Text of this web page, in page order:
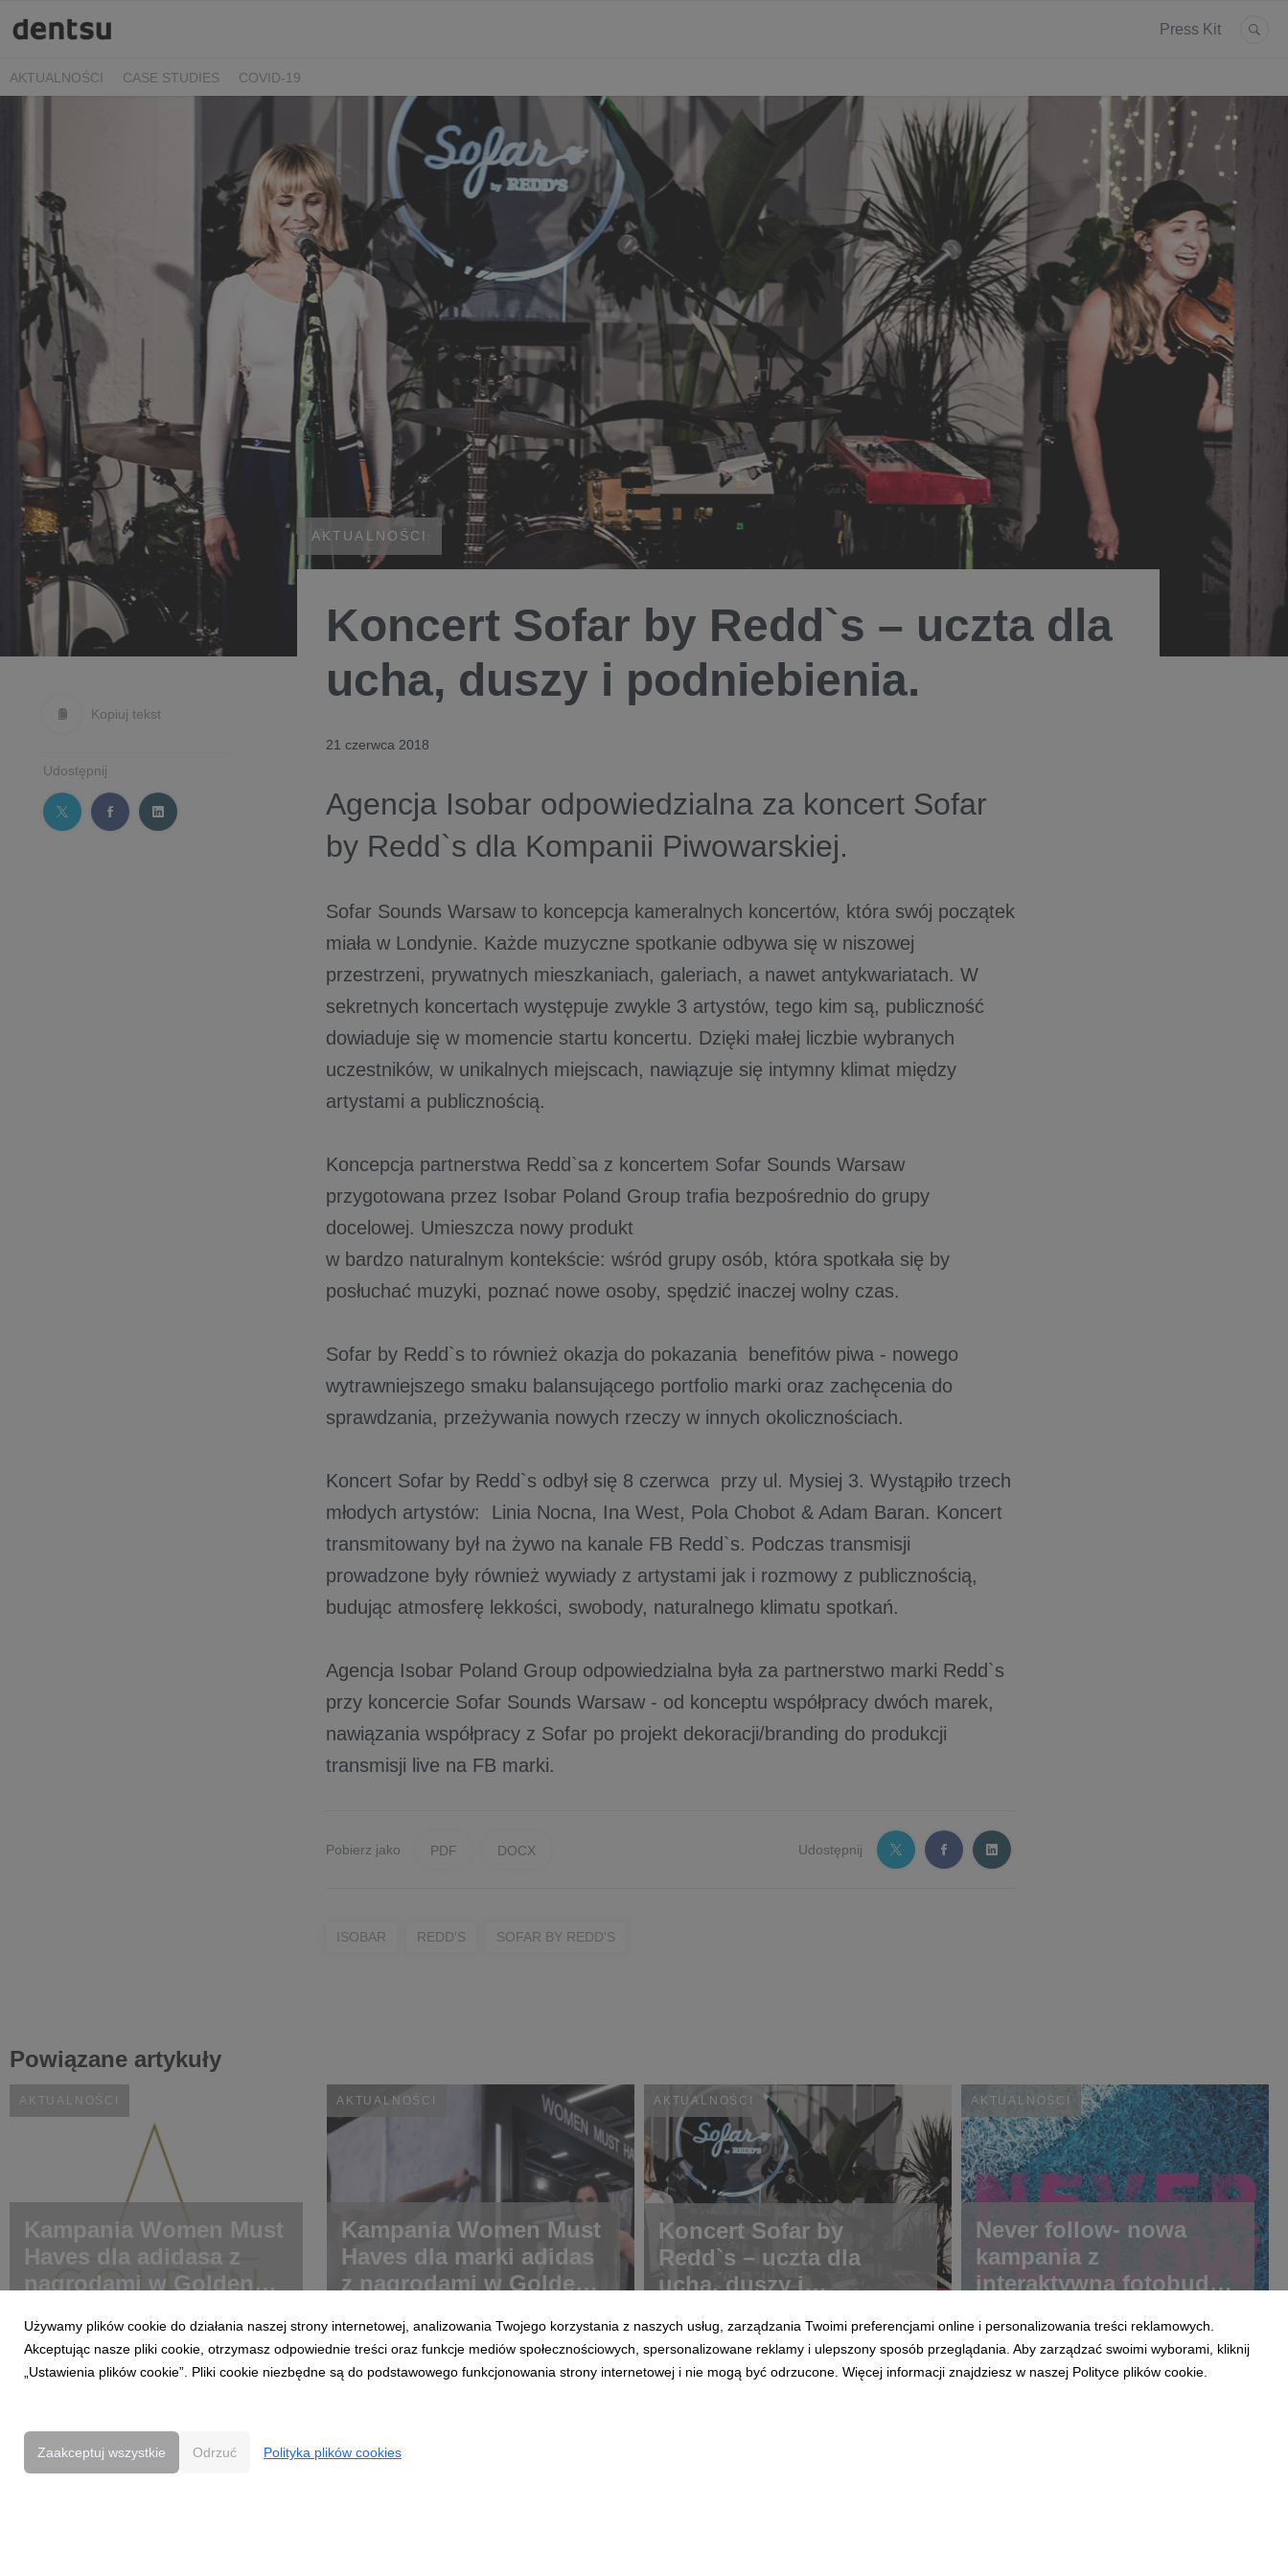
Press Kit
AKTUALNOŚCI CASE STUDIES COVID-19
Kopiuj tekst
Udostępnij
AKTUALNOŚCI
Koncert Sofar by Redd`s – uczta dla
ucha, duszy i podniebienia.
21 czerwca 2018
Agencja Isobar odpowiedzialna za koncert Sofar
by Redd`s dla Kompanii Piwowarskiej.
Sofar Sounds Warsaw to koncepcja kameralnych koncertów, która swój początek
miała w Londynie. Każde muzyczne spotkanie odbywa się w niszowej
przestrzeni, prywatnych mieszkaniach, galeriach, a nawet antykwariatach. W
sekretnych koncertach występuje zwykle 3 artystów, tego kim są, publiczność
dowiaduje się w momencie startu koncertu. Dzięki małej liczbie wybranych
uczestników, w unikalnych miejscach, nawiązuje się intymny klimat między
artystami a publicznością.
Koncepcja partnerstwa Redd`sa z koncertem Sofar Sounds Warsaw
przygotowana przez Isobar Poland Group trafia bezpośrednio do grupy
docelowej. Umieszcza nowy produkt
w bardzo naturalnym kontekście: wśród grupy osób, która spotkała się by
posłuchać muzyki, poznać nowe osoby, spędzić inaczej wolny czas.
Sofar by Redd`s to również okazja do pokazania benefitów piwa - nowego
wytrawniejszego smaku balansującego portfolio marki oraz zachęcenia do
sprawdzania, przeżywania nowych rzeczy w innych okolicznościach.
Koncert Sofar by Redd`s odbył się 8 czerwca przy ul. Mysiej 3. Wystąpiło trzech
młodych artystów: Linia Nocna, Ina West, Pola Chobot & Adam Baran. Koncert
transmitowany był na żywo na kanale FB Redd`s. Podczas transmisji
prowadzone były również wywiady z artystami jak i rozmowy z publicznością,
budując atmosferę lekkości, swobody, naturalnego klimatu spotkań.
Agencja Isobar Poland Group odpowiedzialna była za partnerstwo marki Redd`s
przy koncercie Sofar Sounds Warsaw - od konceptu współpracy dwóch marek,
nawiązania współpracy z Sofar po projekt dekoracji/branding do produkcji
transmisji live na FB marki.
Pobierz jako PDF DOCX Udostępnij
ISOBAR REDD'S SOFAR BY REDD'S
Powiązane artykuły
AKTUALNOŚCI
Kampania Women Must
Haves dla adidasa z
nagrodami w Golden
AKTUALNOŚCI
Kampania Women Must
Haves dla marki adidas
z nagrodami w Golden
AKTUALNOŚCI
Koncert Sofar by
Redd`s – uczta dla
ucha, duszy i
AKTUALNOŚCI
Never follow- nowa
kampania z
interaktywną fotobudką
Używamy plików cookie do działania naszej strony internetowej, analizowania Twojego korzystania z naszych usług, zarządzania Twoimi preferencjami online i personalizowania treści reklamowych.
Akceptując nasze pliki cookie, otrzymasz odpowiednie treści oraz funkcje mediów społecznościowych, spersonalizowane reklamy i ulepszony sposób przeglądania. Aby zarządzać swoimi wyborami, kliknij
„Ustawienia plików cookie”. Pliki cookie niezbędne są do podstawowego funkcjonowania strony internetowej i nie mogą być odrzucone. Więcej informacji znajdziesz w naszej Polityce plików cookie.
Zaakceptuj wszystkie Odrzuć Polityka plików cookies